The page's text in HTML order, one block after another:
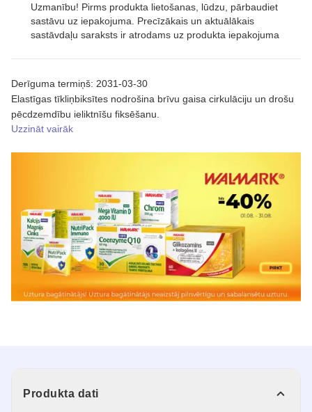
Derīguma termiņš: 2031-03-30
Elastīgas tīkliņbiksītes nodrošina brīvu gaisa cirkulāciju un drošu
pēcdzemdību ieliktnīšu fiksēšanu.
Uzzināt vairāk
Uzmanību! Pirms produkta lietošanas, lūdzu, pārbaudiet
sastāvu uz iepakojuma. Precīzākais un aktuālākais
sastāvdaļu saraksts ir atrodams uz produkta iepakojuma
Produkta dati